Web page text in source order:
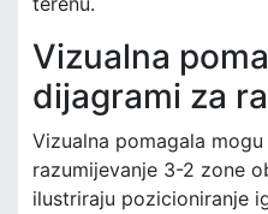
Vizualna
dijagrami za
Vizualna pomagala
razumijevanje 3-2 zone
ilustriraju pozicioniranje